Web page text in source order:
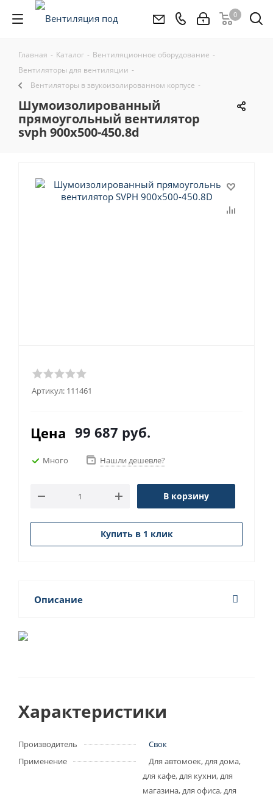
0
Главная - Каталог - Вентиляционное оборудование -
Вентиляторы для вентиляции -
Вентиляторы в звукоизолированном корпусе -
шумоизолированный
прямоугольный вентилятор
svph 900x500-450.8d
Артикул: 111461
Цена 99 687 руб.
Много Нашли дешевле?
В корзину
Купить в 1 клик
Описание
Характеристики
Производитель
Свок
Применение
Для автомоек, для дома,
для кафе, для кухни, для
магазина, для офиса, для